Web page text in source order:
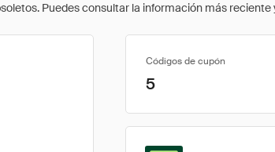
Puedes consultar la información más reciente
Códigos de cupón
5